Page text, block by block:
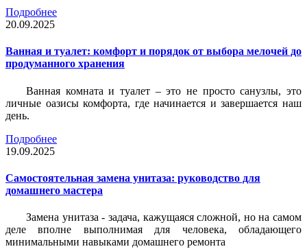
Подробнее
20.09.2025
Ванная и туалет: комфорт и порядок от выбора мелочей до
продуманного хранения
Ванная комната и туалет – это не просто санузлы, это
личные оазисы комфорта, где начинается и завершается наш
день.
Подробнее
19.09.2025
Самостоятельная замена унитаза: руководство для
домашнего мастера
Замена унитаза - задача, кажущаяся сложной, но на самом
деле вполне выполнимая для человека, обладающего
минимальными навыками домашнего ремонта